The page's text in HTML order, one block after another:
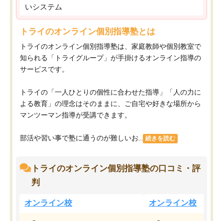
いシステム
トライのオンライン個別指導塾とは
トライのオンライン個別指導塾は、家庭教師や個別教室で
知られる「トライグループ」が手掛けるオンライン指導の
サービスです。
トライの「一人ひとりの個性に合わせた指導」「人の力に
よる教育」の理念はそのままに、ご自宅や好きな場所から
マンツーマン指導が受講できます。
部活や習い事で塾に通うのが難しいお... 続きを読む
トライのオンライン個別指導塾の口コミ・評
判
オンライン校 オンライン校